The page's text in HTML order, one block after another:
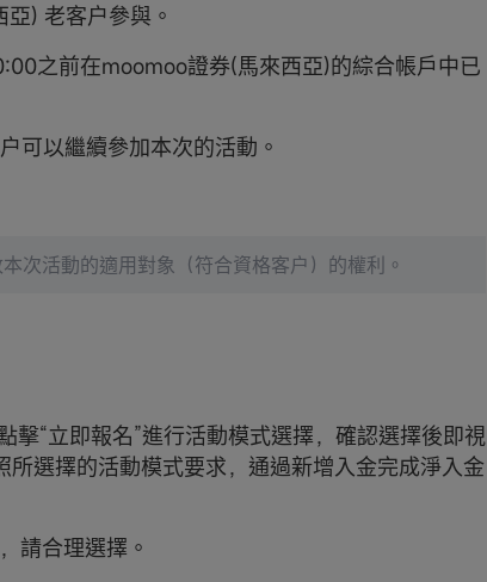
) 老客户參與。
之前在moomoo證券(馬來西亞)的綜合帳戶中已
可以繼續參加本次的活動。
次活動的適用對象（符合資格客户）的權利。
擊“立即報名”進行活動模式選擇，確認選擇後即視
選擇的活動模式要求，通過新增入金完成淨入金
請合理選擇。